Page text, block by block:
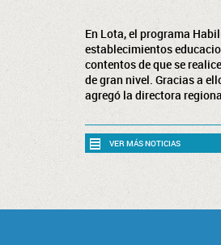
En Lota, el programa
establecimientos
contentos de que se
de gran nivel. Gracias a
agregó la directora
VER MÁS NOTICIAS